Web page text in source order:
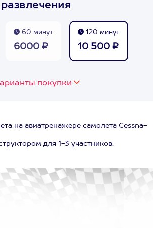
60 минут
6000 ₽
120 минут
10 500 ₽
покупки
на авиатренажере самолета Cessna-
для 1-3 участников.